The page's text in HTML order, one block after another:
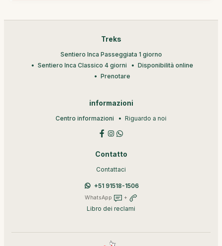
Treks
Sentiero Inca Passeggiata 1 giorno
Sentiero Inca Classico 4 giorni
Disponibilità online
Prenotare
informazioni
Centro informazioni Riguardo a noi
Contatto
Contattaci
+51 91518-1506
WhatsApp +
Libro dei reclami